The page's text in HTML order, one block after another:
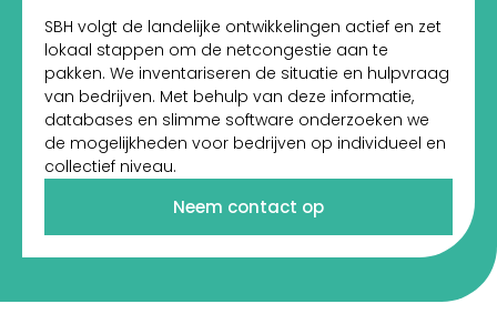
SBH volgt de landelijke ontwikkelingen actief en zet
lokaal stappen om de netcongestie aan te
pakken. We inventariseren de situatie en hulpvraag
van bedrijven. Met behulp van deze informatie,
databases en slimme software onderzoeken we
de mogelijkheden voor bedrijven op individueel en
collectief niveau.
Neem contact op